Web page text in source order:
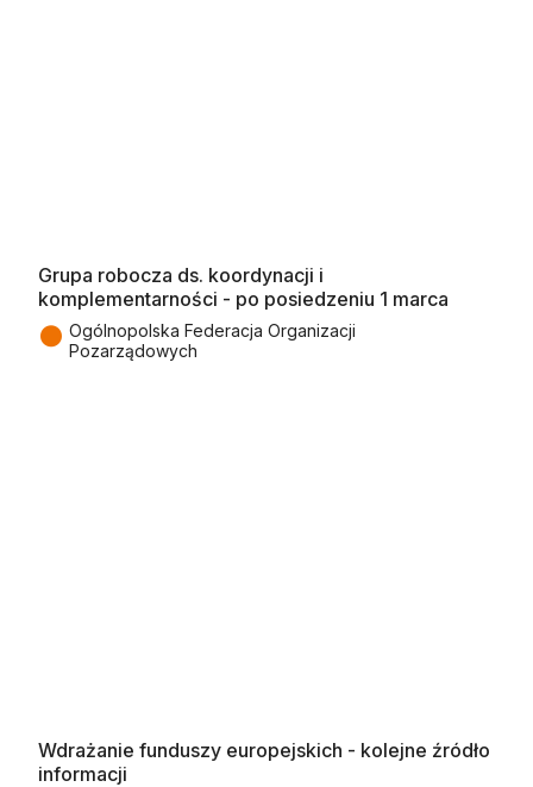
Grupa robocza ds. koordynacji i
komplementarności - po posiedzeniu 1 marca
● Ogólnopolska Federacja Organizacji
Pozarządowych
Wdrażanie funduszy europejskich - kolejne źródło
informacji